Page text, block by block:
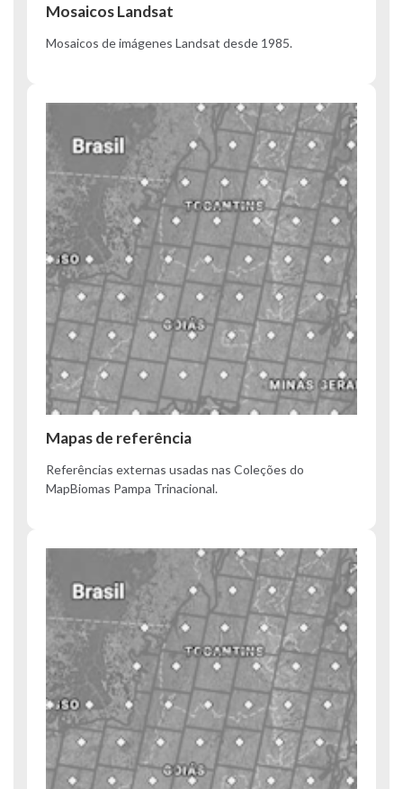
Mosaicos Landsat
Mosaicos de imágenes Landsat desde 1985.
Mapas de referência
Referências externas usadas nas Coleções do
MapBiomas Pampa Trinacional.